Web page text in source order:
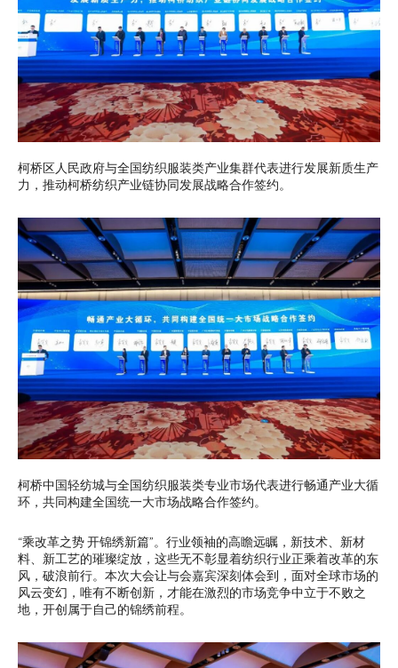
柯桥区人民政府与全国纺织服装类产业集群代表进行发展新质生产
力，推动柯桥纺织产业链协同发展战略合作签约。
柯桥中国轻纺城与全国纺织服装类专业市场代表进行畅通产业大循
环，共同构建全国统一大市场战略合作签约。
“乘改革之势 开锦绣新篇”。行业领袖的高瞻远瞩，新技术、新材
料、新工艺的璀璨绽放，这些无不彰显着纺织行业正乘着改革的东
风，破浪前行。本次大会让与会嘉宾深刻体会到，面对全球市场的
风云变幻，唯有不断创新，才能在激烈的市场竞争中立于不败之
地，开创属于自己的锦绣前程。